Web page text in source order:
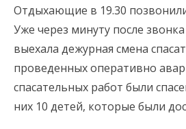
Отдыхающие в 19.30
Уже через минуту после
выехала дежурная смена
проведенных оперативно
спасательных работ были
них 10 детей, которые были